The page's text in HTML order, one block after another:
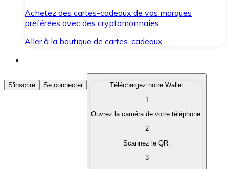
Achetez des cartes-cadeaux de vos marques
préférées avec des cryptomonnaies.
Aller à la boutique de cartes-cadeaux
Acheter des Cryptomonnaies
Achetez les cryptomonnaies qui vous intéressent
Convertissez vos cryptomonnaies en monnaie
S'inscrire Se connecter
Téléchargez notre Wallet
1
Ouvrez la caméra de votre téléphone.
2
Scannez le QR.
3